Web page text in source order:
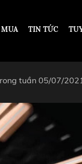
200 TRIỆU VNĐ
- 500 TRIỆU VNĐ
TRIỆU - 1 TỶ VNĐ
TIN TỨC
tuần 05/07/